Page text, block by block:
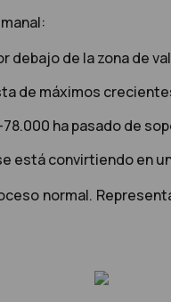
debajo de la zona de
de máximos
ha pasado de
está convirtiendo en
normal.